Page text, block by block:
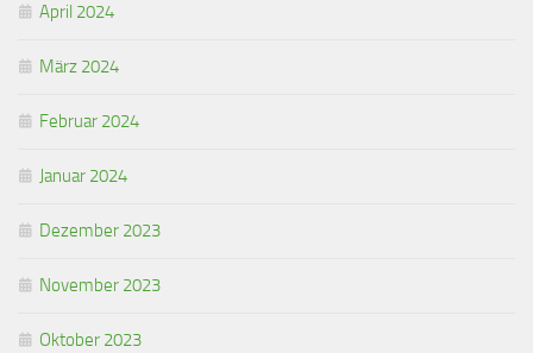
April 2024
März 2024
Februar 2024
Januar 2024
Dezember 2023
November 2023
Oktober 2023